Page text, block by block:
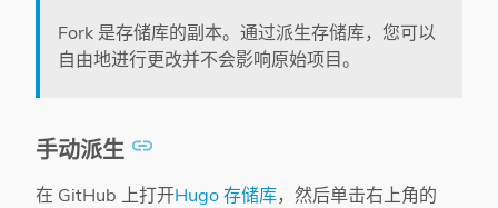
Fork 是存储库的副本。通过派生存储库，您可以
自由地进行更改并不会影响原始项目。
手动派生
在 GitHub 上打开Hugo 存储库，然后单击右上角的